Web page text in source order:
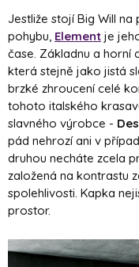
Jestliže stojí Big Will na
pohybu, Element je
čase. Základnu a horní
která stejně jako jistá
brzké zhroucení celé
tohoto italského
slavného výrobce -
pád nehrozí ani v
druhou necháte zcela
založená na kontrastu
spolehlivosti. Kapka
prostor.